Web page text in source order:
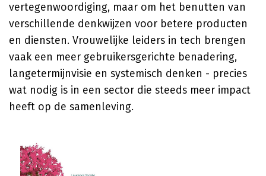
vertegenwoordiging, maar om het benutten van
verschillende denkwijzen voor betere producten
en diensten. Vrouwelijke leiders in tech brengen
vaak een meer gebruikersgerichte benadering,
langetermijnvisie en systemisch denken - precies
wat nodig is in een sector die steeds meer impact
heeft op de samenleving.